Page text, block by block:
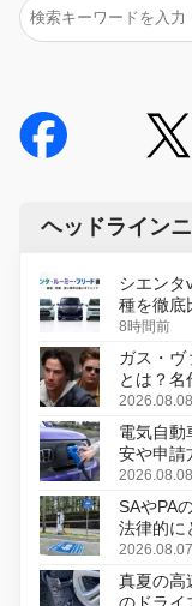
ヘッドライン
シエンタ
種を徹底
8時間前
ガス・ヴ
とは？名
初のデジ
2026.08.08
電気自動
安や申請
2026.08.08
SAやPA
法律的に
2026.08.07
真夏の高